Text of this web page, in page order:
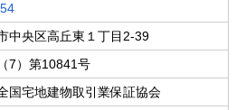
中央区高丘東１丁目2-39
7）第10841号
宅地建物取引業保証協会